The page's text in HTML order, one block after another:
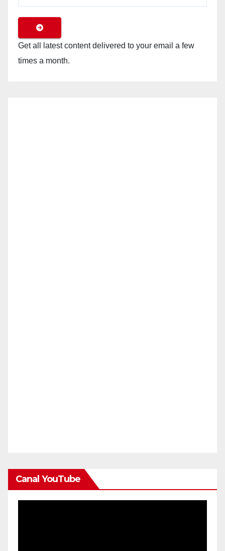
Get all latest content delivered to your email a few
times a month.
Canal YouTube